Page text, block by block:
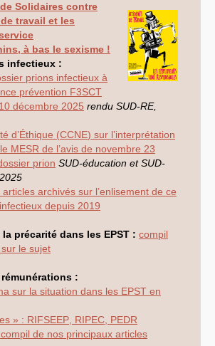
CRHSCT)DR
F3SCT
Solidaires contre
travail et les
à bas le sexisme !
infectieux :
prions infectieux à
prévention F3SCT
décembre 2025 rendu SUD-RE,
d’Éthique (CCNE) sur l’interprétation
MESR de l’avis de novembre 23
prion SUD-éducation etSUD-
archivés sur l’enlisement de ce
depuis 2019
la précarité dans les EPST : compil
le sujet
:
sur la situation dans les EPST en
» : RIFSEEP RIPEC PEDR
de nos principaux articles